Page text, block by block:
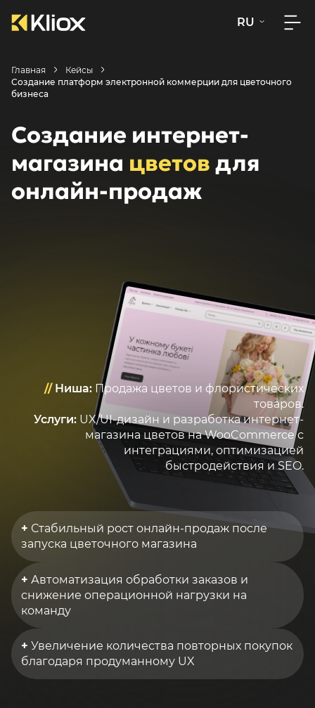
RU
Главная
Кейсы
Создание платформ электронной коммерции для цветочного
бизнеса
Создание интернет-
магазина цветов для
онлайн-продаж
// Ниша: Продажа цветов и флористических
товаров.
Услуги: UX/UI-дизайн и разработка интернет-
магазина цветов на WooCommerce с
интеграциями, оптимизацией
быстродействия и SEO.
+ Стабильный рост онлайн-продаж после
запуска цветочного магазина
+ Автоматизация обработки заказов и
снижение операционной нагрузки на
команду
+ Увеличение количества повторных покупок
благодаря продуманному UX